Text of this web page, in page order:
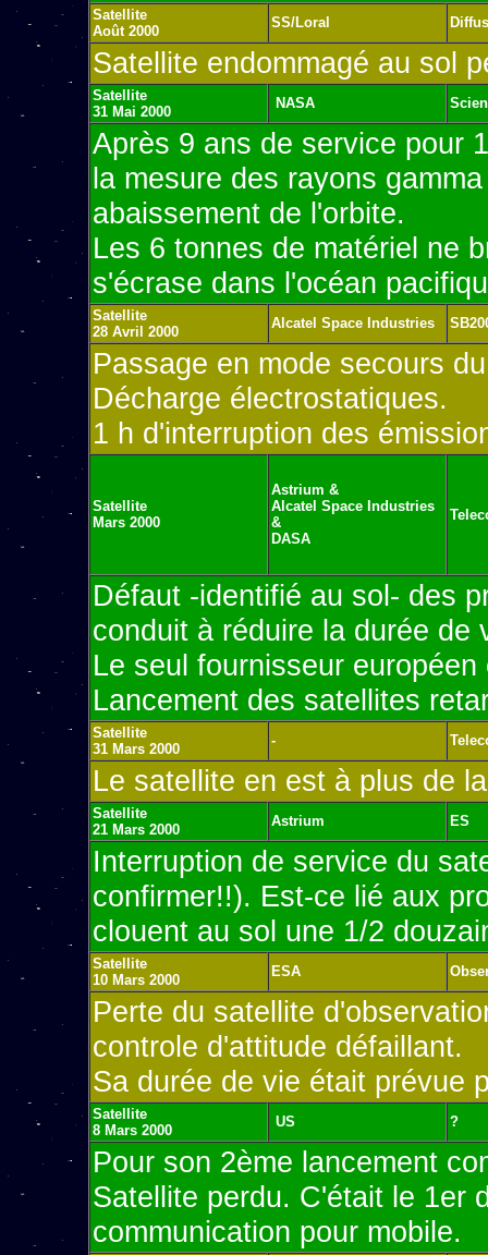
Satellite
Août 2000
SS/Loral
Satellite endommagé au sol
Satellite
31 Mai 2000
NASA
Après 9 ans de service pour
la mesure des rayons
abaissement de l'orbite.
Les 6 tonnes de matériel ne
s'écrase dans l'océan
Satellite
28 Avril 2000
Alcatel Space Industries
Passage en mode secours
Décharge électrostatiques.
1 h d'interruption des
Satellite
Mars 2000
Astrium &
Alcatel Space Industries
&
DASA
Défaut -identifié au sol- des
conduit à réduire la durée de
Le seul fournisseur
Lancement des satellites
Satellite
31 Mars 2000
-
Le satellite en est à plus de
Satellite
21 Mars 2000
Astrium ES
Interruption de service du
confirmer!!). Est-ce lié aux
clouent au sol une 1/2
Satellite
10 Mars 2000
ESA
Perte du satellite
controle d'attitude défaillant.
Sa durée de vie était prévue
Satellite
8 Mars 2000
US ?
Pour son 2ème lancement
Satellite perdu. C'était le 1er
communication pour mobile.